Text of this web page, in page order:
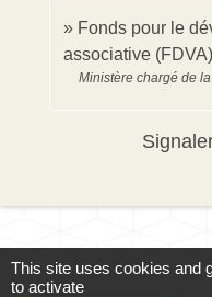
Fonds pour le
associative (FDVA)
Ministère chargé de
This site uses cookies and
to activate